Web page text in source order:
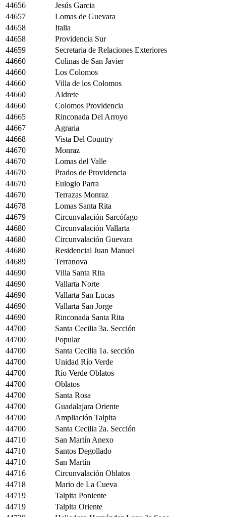
44656
Jesús Garcia
44657
Lomas de Guevara
44658
Italia
44658
Providencia Sur
44659
Secretaria de Relaciones Exteriores
44660
Colinas de San Javier
44660
Los Colomos
44660
Villa de los Colomos
44660
Aldrete
44660
Colomos Providencia
44665
Rinconada Del Arroyo
44667
Agraria
44668
Vista Del Country
44670
Monraz
44670
Lomas del Valle
44670
Prados de Providencia
44670
Eulogio Parra
44670
Terrazas Monraz
44678
Lomas Santa Rita
44679
Circunvalación Sarcófago
44680
Circunvalación Vallarta
44680
Circunvalación Guevara
44680
Residencial Juan Manuel
44689
Terranova
44690
Villa Santa Rita
44690
Vallarta Norte
44690
Vallarta San Lucas
44690
Vallarta San Jorge
44690
Rinconada Santa Rita
44700
Santa Cecilia 3a. Sección
44700
Popular
44700
Santa Cecilia 1a. sección
44700
Unidad Río Verde
44700
Río Verde Oblatos
44700
Oblatos
44700
Santa Rosa
44700
Guadalajara Oriente
44700
Ampliación Talpita
44700
Santa Cecilia 2a. Sección
44710
San Martín Anexo
44710
Santos Degollado
44710
San Martín
44716
Circunvalación Oblatos
44718
Mario de La Cueva
44719
Talpita Poniente
44719
Talpita Oriente